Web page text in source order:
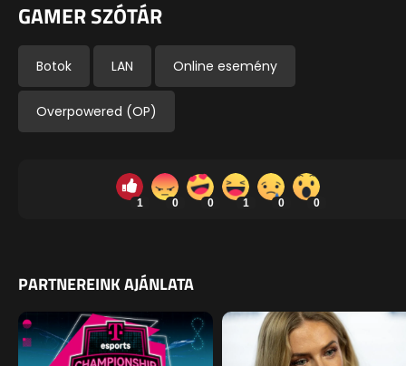
GAMER SZÓTÁR
Botok LAN Online esemény
Overpowered (OP)
1 0 0 1 0 0
PARTNEREINK AJÁNLATA